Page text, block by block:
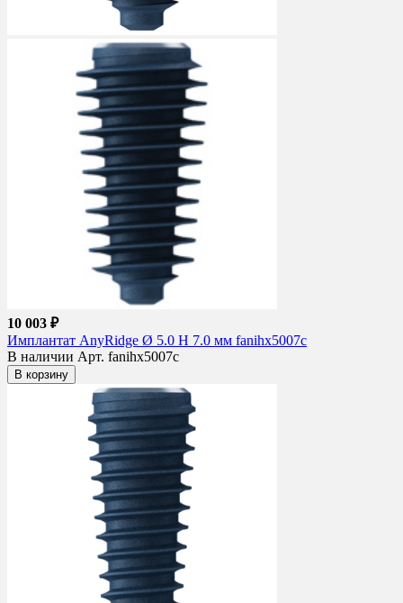
10 003 ₽
Имплантат AnyRidge Ø 5.0 H 7.0 мм fanihx5007c
В наличии Арт. fanihx5007c
В корзину